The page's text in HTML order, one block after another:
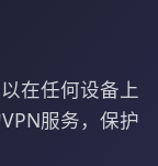
在任何设备上
服务，保护